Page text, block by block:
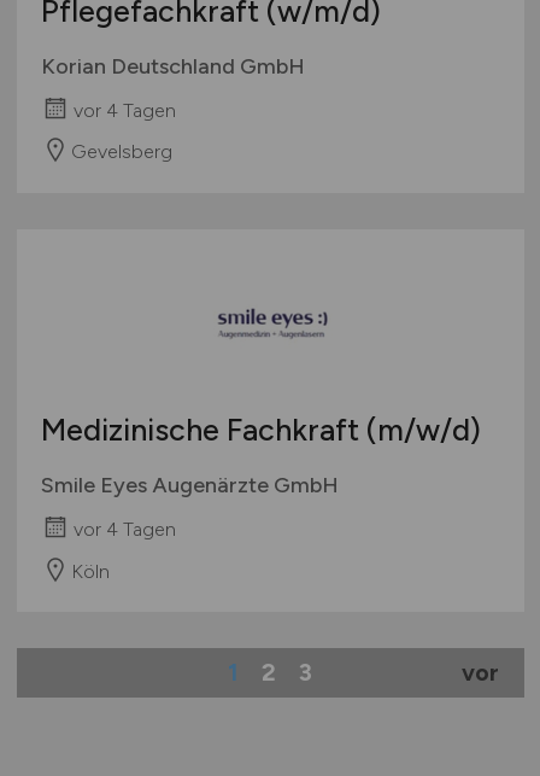
Pflegefachkraft (w/m/d)
Korian Deutschland GmbH
vor 4 Tagen
Gevelsberg
Medizinische Fachkraft (m/w/d)
Smile Eyes Augenärzte GmbH
vor 4 Tagen
Köln
1 2 3 vor